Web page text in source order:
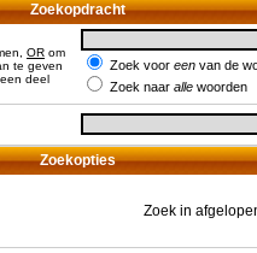
Zoekopdracht
OR om
te geven
deel
Zoek voor een van de
Zoek naar alle woorden
Zoekopties
Zoek in